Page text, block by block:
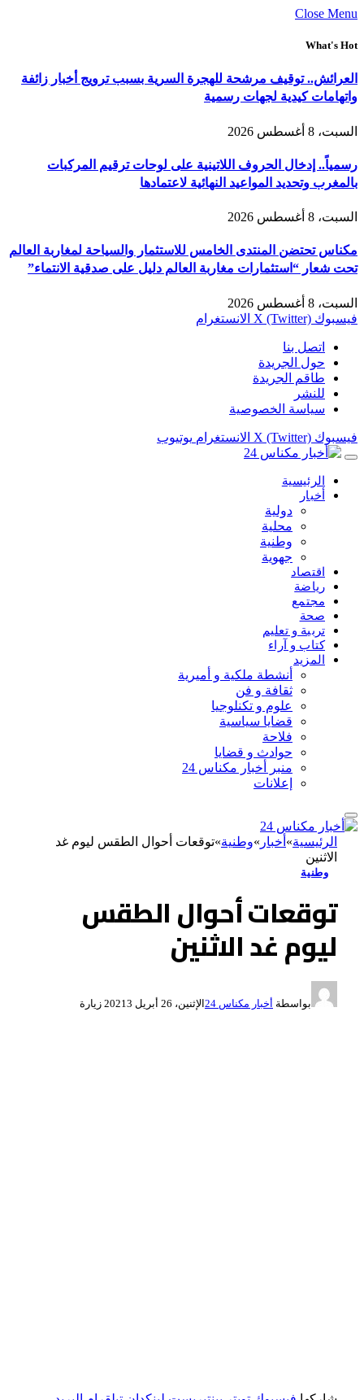
Close Menu
What's Hot
العرائش.. توقيف مرشحة للهجرة السرية بسبب ترويج أخبار زائفة
واتهامات كيدية لجهات رسمية
السبت، 8 أغسطس 2026
رسمياً.. إدخال الحروف اللاتينية على لوحات ترقيم المركبات
بالمغرب وتحديد المواعيد النهائية لاعتمادها
السبت، 8 أغسطس 2026
مكناس تحتضن المنتدى الخامس للاستثمار والسياحة لمغاربة العالم
تحت شعار “استثمارات مغاربة العالم دليل على صدقية الانتماء”
السبت، 8 أغسطس 2026
فيسبوك X (Twitter) الانستغرام
اتصل بنا
حول الجريدة
طاقم الجريدة
للنشر
سياسة الخصوصية
فيسبوك X (Twitter) الانستغرام يوتيوب
الرئيسية
أخبار
دولية
محلية
وطنية
جهوية
اقتصاد
رياضة
مجتمع
صحة
تربية و تعليم
كتاب و آراء
المزيد
أنشطة ملكية و أميرية
ثقافة و فن
علوم و تكنلوجيا
قضايا سياسية
فلاحة
حوادث و قضايا
منبر أخبار مكناس 24
إعلانات
الرئيسية» أخبار »وطنية»توقعات أحوال الطقس ليوم غد
الاثنين
وطنية
توقعات أحوال الطقس
ليوم غد الاثنين
بواسطة أخبار مكناس 24 الإثنين، 26 أبريل 2021 3 زيارة